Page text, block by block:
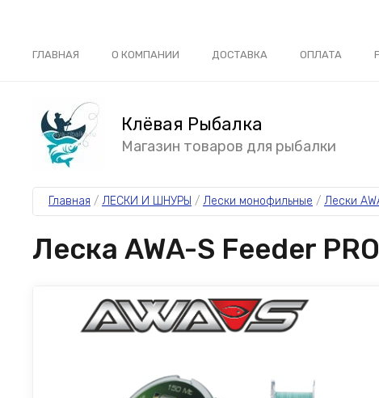
ГЛАВНАЯ О КОМПАНИИ ДОСТАВКА ОПЛАТА
Клёвая Рыбалка
Магазин товаров для рыбалки
Главная / ЛЕСКИ И ШНУРЫ / Лески монофильные / Лески
Леска AWA-S Feeder